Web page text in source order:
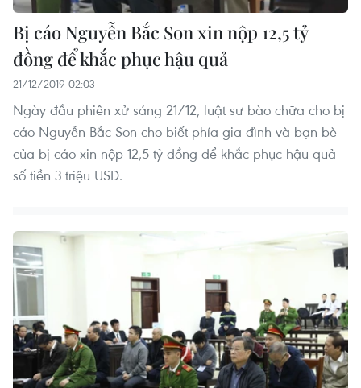
Bị cáo Nguyễn Bắc Son xin nộp 12,5 tỷ
đồng để khắc phục hậu quả
21/12/2019 02:03
Ngày đầu phiên xử sáng 21/12, luật sư bào chữa cho bị
cáo Nguyễn Bắc Son cho biết phía gia đình và bạn bè
của bị cáo xin nộp 12,5 tỷ đồng để khắc phục hậu quả
số tiền 3 triệu USD.